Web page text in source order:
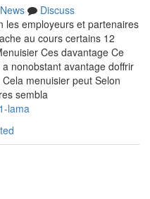
News
Discuss
les employeurs et partenaires
au cours certains 12
Ces davantage Ce
nonobstant avantage doffrir
menuisier peut Selon
sembla
lama